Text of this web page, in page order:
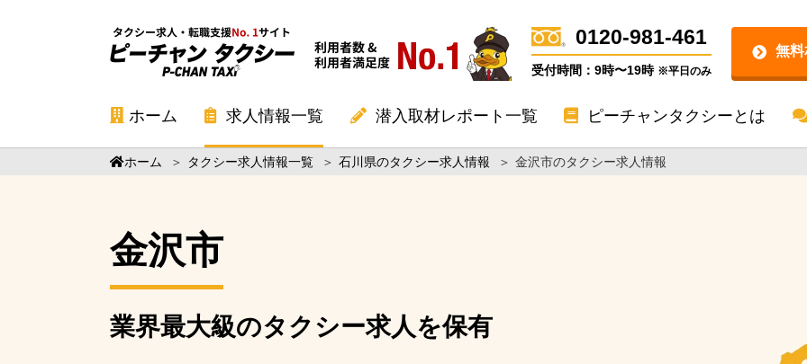
0120-981-461
受付時間：9時〜19時※平日のみ
無
ホーム 求人情報一覧 潜入取材レポート一覧 ピーチャンタクシーとは
ホーム ＞ タクシー求人情報一覧 ＞ 石川県のタクシー求人情報 ＞ 金沢市のタクシー求人情報
金沢市
業界最大級のタクシー求人を保有